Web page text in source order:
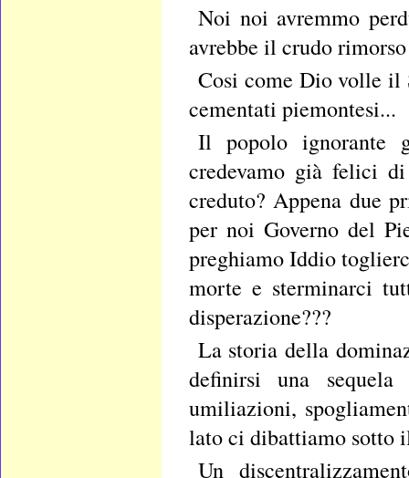
Noi noi avremmo
avrebbe il crudo
Cosi come Dio volle
cementati piemontesi...
Il popolo ignorante
credevamo già felici
creduto? Appena due
per noi Governo del
preghiamo Iddio
morte e sterminarci
disperazione???
La storia della
definirsi una sequela
umiliazioni,
lato ci dibattiamo sotto
Un